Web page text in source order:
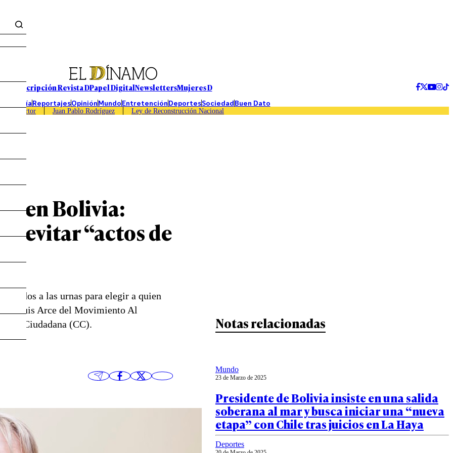
Suscripción Revista DPapel DigitalNewslettersMujeres D
EconomíaReportajesOpiniónMundoEntretenciónDeportesSociedadBuen Dato
Caso Sartor Juan Pablo Rodríguez Ley de Reconstrucción Nacional
en Bolivia:
evitar “actos de
a las urnas para elegir a quien
si Luis Arce del Movimiento Al
Ciudadana (CC).
Notas relacionadas
Mundo
23 de Marzo de 2025
Presidente de Bolivia insiste en una salida
soberana al mar y busca iniciar una “nueva
etapa” con Chile tras juicios en La Haya
Deportes